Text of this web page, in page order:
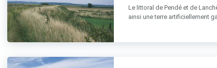
Le littoral de Pendé et de
ainsi une terre artificiellement